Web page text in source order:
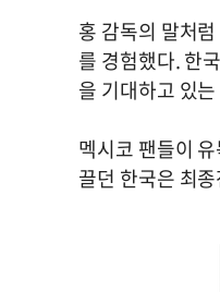
홍 감독의 말처
를 경험했다. 한
을 기대하고 있
멕시코 팬들이
끌던 한국은 최